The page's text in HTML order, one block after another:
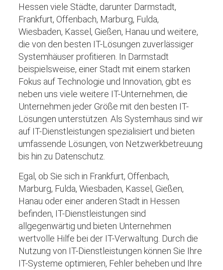
Hessen viele Städte, darunter Darmstadt,
Frankfurt, Offenbach, Marburg, Fulda,
Wiesbaden, Kassel, Gießen, Hanau und weitere,
die von den besten IT-Lösungen zuverlässiger
Systemhäuser profitieren. In Darmstadt
beispielsweise, einer Stadt mit einem starken
Fokus auf Technologie und Innovation, gibt es
neben uns viele weitere IT-Unternehmen, die
Unternehmen jeder Größe mit den besten IT-
Lösungen unterstützen. Als Systemhaus sind wir
auf IT-Dienstleistungen spezialisiert und bieten
umfassende Lösungen, von Netzwerkbetreuung
bis hin zu Datenschutz.
Egal, ob Sie sich in Frankfurt, Offenbach,
Marburg, Fulda, Wiesbaden, Kassel, Gießen,
Hanau oder einer anderen Stadt in Hessen
befinden, IT-Dienstleistungen sind
allgegenwärtig und bieten Unternehmen
wertvolle Hilfe bei der IT-Verwaltung. Durch die
Nutzung von IT-Dienstleistungen können Sie Ihre
IT-Systeme optimieren, Fehler beheben und Ihre